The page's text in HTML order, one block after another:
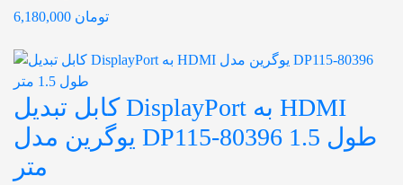
6,180,000 تومان
کابل تبدیل DisplayPort به HDMI
یوگرین مدل DP115-80396 طول 1.5
متر